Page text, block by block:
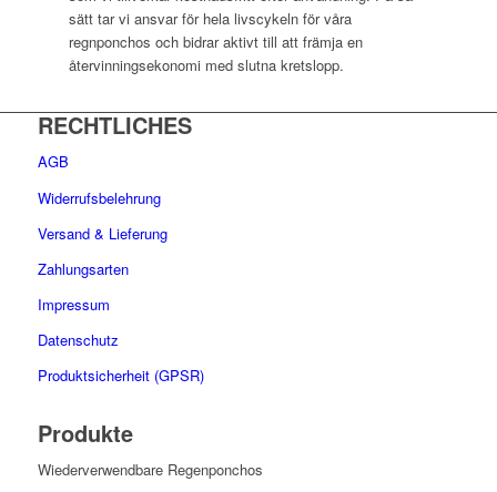
sätt tar vi ansvar för hela livscykeln för våra
regnponchos och bidrar aktivt till att främja en
återvinningsekonomi med slutna kretslopp.
RECHTLICHES
AGB
Widerrufsbelehrung
Versand & Lieferung
Zahlungsarten
Impressum
Datenschutz
Produktsicherheit (GPSR)
Produkte
Wiederverwendbare Regenponchos